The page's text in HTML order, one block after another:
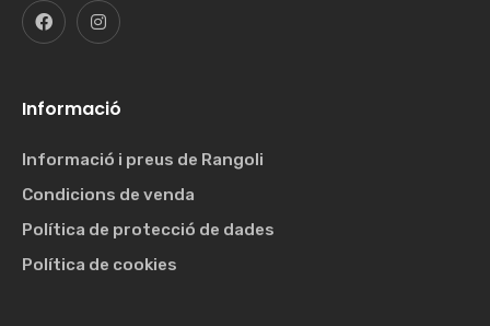
Informació
Informació i preus de Rangoli
Condicions de venda
Política de protecció de dades
Política de cookies